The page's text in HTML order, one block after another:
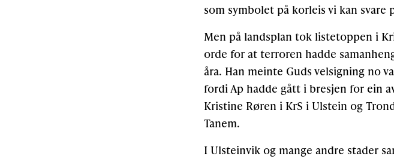
som symbolet på korleis vi kan svare
Men på landsplan tok listetoppen i
orde for at terroren hadde
åra. Han meinte Guds velsigning no
fordi Ap hadde gått i bresjen for ein
Kristine Røren i KrS i Ulstein og
Tanem.
I Ulsteinvik og mange andre stader